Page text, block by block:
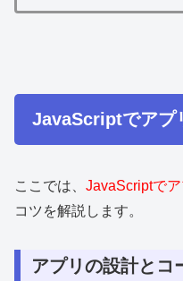
JavaScriptでアプ
ここでは、 JavaScriptで
コツを解説します。
アプリの設計とコ